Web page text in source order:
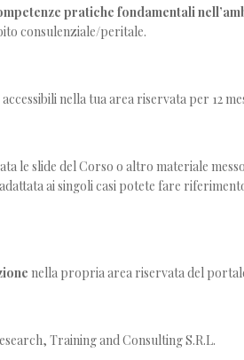
pratiche fondamentali
consulenziale/peritale.
nella tua area riservata per 12
le slide del Corso o altro materiale
ai singoli casi potete fare
nella propria area riservata del
Training and Consulting S.R.L.